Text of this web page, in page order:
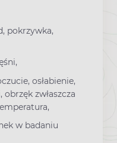
pokrzywka,
osłabienie,
zwłaszcza
w badaniu